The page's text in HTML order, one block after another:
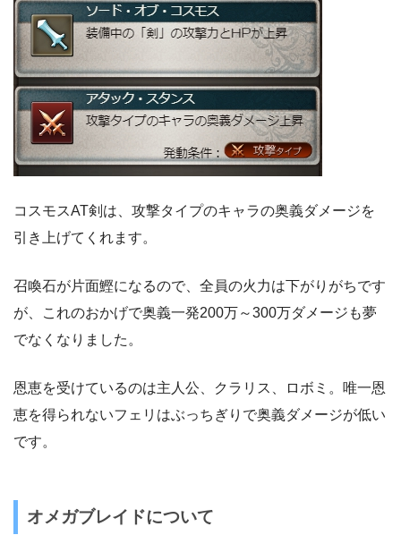
コスモスAT剣は、攻撃タイプのキャラの奥義ダメージを
引き上げてくれます。
召喚石が片面鰹になるので、全員の火力は下がりがちです
が、これのおかげで奥義一発200万～300万ダメージも夢
でなくなりました。
恩恵を受けているのは主人公、クラリス、ロボミ。唯一恩
恵を得られないフェリはぶっちぎりで奥義ダメージが低い
です。
オメガブレイドについて